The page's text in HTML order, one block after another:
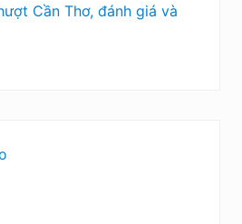
Cần Thơ, đánh giá và